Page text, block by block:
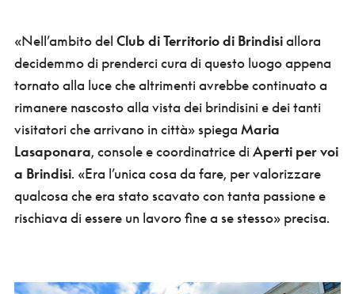
«Nell’ambito del Club di Territorio di Brindisiallora
decidemmo di prenderci cura di questo luogo appena
tornato alla luce che altrimenti avrebbe continuato a
rimanere nascosto alla vista dei brindisini e dei tanti
visitatori che arrivano in città» spiega Maria
Lasaponara, console e coordinatrice diAperti per voi
a Brindisi. «Era l’unica cosa da fare, per valorizzare
qualcosa che era stato scavato con tanta passione e
rischiava di essere un lavoro fine a se stesso» precisa.